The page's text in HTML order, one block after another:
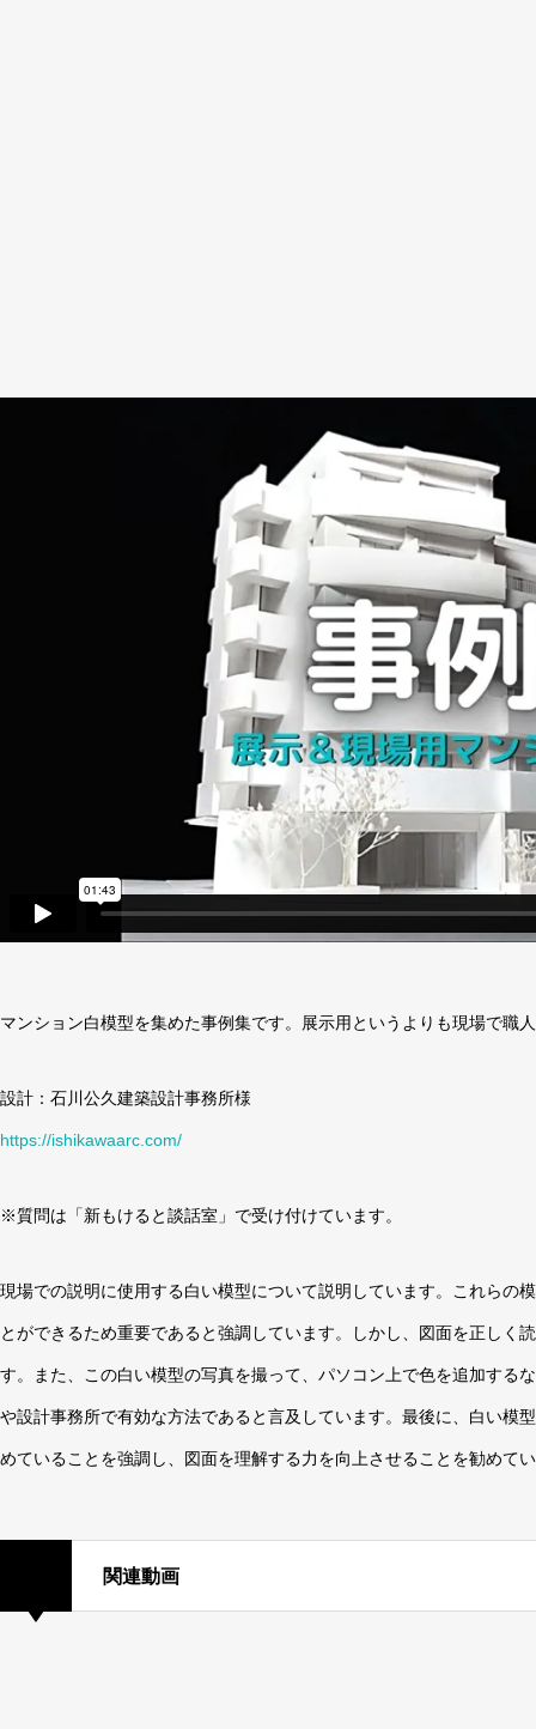
マンション白模型を集めた事例集です。展示用というよりも現場で職
設計：石川公久建築設計事務所様
https://ishikawaarc.com/
※質問は「新もけると談話室」で受け付けています。
現場での説明に使用する白い模型について説明しています。これらの
とができるため重要であると強調しています。しかし、図面を正しく
す。また、この白い模型の写真を撮って、パソコン上で色を追加する
や設計事務所で有効な方法であると言及しています。最後に、白い模
めていることを強調し、図面を理解する力を向上させることを勧めて
関連動画